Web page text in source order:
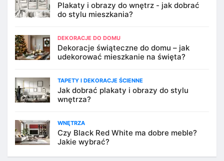
Plakaty i obrazy do wnętrz - jak dobrać
do stylu mieszkania?
DEKORACJE DO DOMU
Dekoracje świąteczne do domu – jak
udekorować mieszkanie na święta?
TAPETY I DEKORACJE ŚCIENNE
Jak dobrać plakaty i obrazy do stylu
wnętrza?
WNĘTRZA
Czy Black Red White ma dobre meble?
Jakie wybrać?